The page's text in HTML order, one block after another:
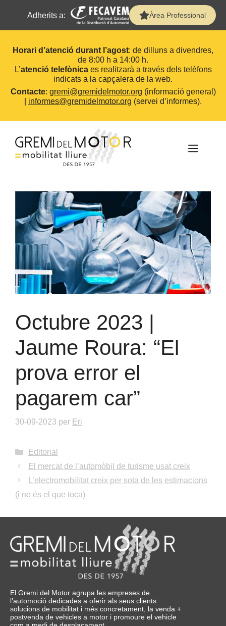
Adherits a: Àrea Professional
Horari d’atenció durant l’agost: de dilluns a divendres,
de 8:00 h a 14:00 h.
L’atenció telefònicaes realitzarà a través dels telèfons
indicats a la capçalera de la web.
Contacte: gremi@gremidelmotor.org (informació general)
informes@gremidelmotor.org (servei d’informes).
contingut
Octubre 2023 |
Jaume Roura: “El
prova error el
pagarem car”
30-09-2023 per Eri
Categories
Editorial
El mercat de l’automòbil de turisme usat creix
L’electromobilitat creix per sota de les estimacions
(i no és el que toca)
El Gremi del Motor agrupa les empreses de
l’automoció dedicades a oferir als seus clients
solucions de mobilitat i més concretament, la venda +
postvenda de vehicles a motor i promoure el vehicle